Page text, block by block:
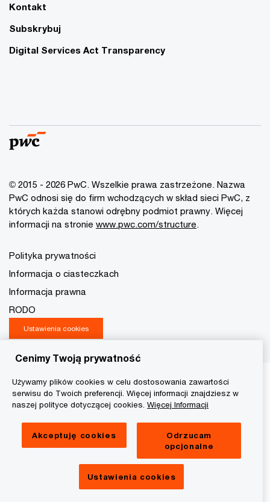
Kontakt
Subskrybuj
Digital Services Act Transparency
© 2015 - 2026 PwC. Wszelkie prawa zastrzeżone. Nazwa
PwC odnosi się do firm wchodzących w skład sieci PwC, z
których każda stanowi odrębny podmiot prawny. Więcej
informacji na stronie www.pwc.com/structure.
Polityka prywatności
Informacja o ciasteczkach
Informacja prawna
RODO
Ustawienia cookies
Cenimy Twoją prywatność
Używamy plików cookies w celu dostosowania zawartości
serwisu do Twoich preferencji. Więcej informacji znajdziesz w
naszej polityce dotyczącej cookies. Więcej Informacji
Akceptuję cookies
Odrzucam
opcjonalne
Ustawienia cookies